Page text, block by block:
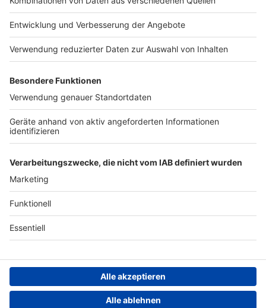
Jobs
Presse
Werben
Archiv
ANTENNE BAYERN GROUP
Stiftung ANTENNE BAYERN
hilft
Teilnahmebedingungen
Grounding Page ANTENNE
BAYERN
Studio-Hotline
Verkehrs-Hotline
Datenschutz­erklärung
einstellungen
Persönliche Datenkontrolle